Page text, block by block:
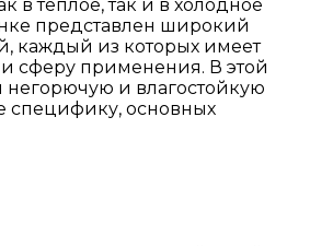
в теплое, так и в холодное
представлен широкий
каждый из которых имеет
сферу применения. В этой
негорючую и влагостойкую
специфику, основных